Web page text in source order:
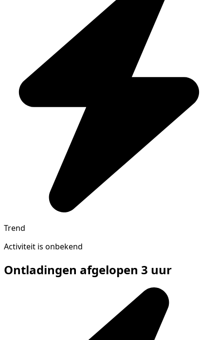
Trend
Activiteit is onbekend
Ontladingen afgelopen 3 uur